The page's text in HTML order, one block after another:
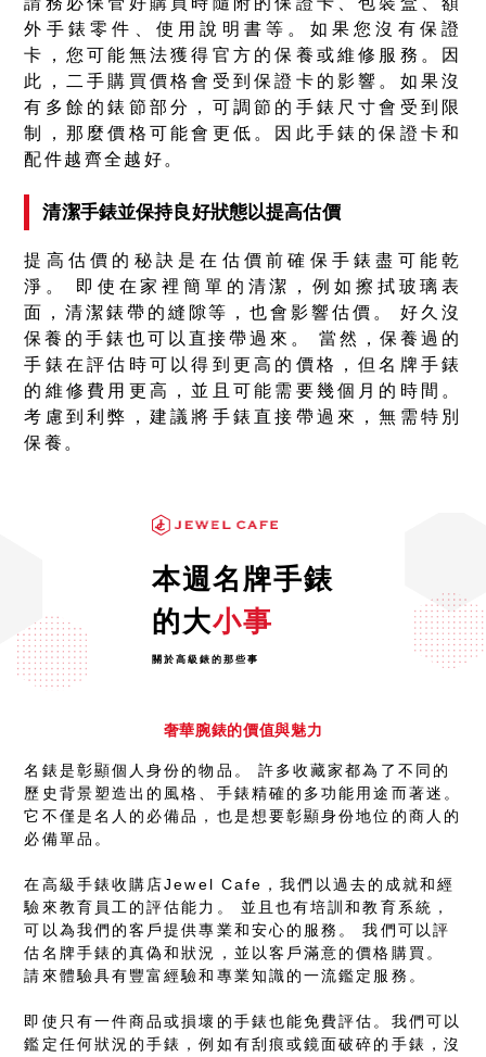
外手錶零件、使用說明書等。如果您沒有保證
卡，您可能無法獲得官方的保養或維修服務。因
此，二手購買價格會受到保證卡的影響。如果沒
有多餘的錶節部分，可調節的手錶尺寸會受到限
制，那麼價格可能會更低。因此手錶的保證卡和
配件越齊全越好。
清潔手錶並保持良好狀態以提高估價
提高估價的秘訣是在估價前確保手錶盡可能乾
淨。 即使在家裡簡單的清潔，例如擦拭玻璃表
面，清潔錶帶的縫隙等，也會影響估價。 好久沒
保養的手錶也可以直接帶過來。 當然，保養過的
手錶在評估時可以得到更高的價格，但名牌手錶
的維修費用更高，並且可能需要幾個月的時間。
考慮到利弊，建議將手錶直接帶過來，無需特別
保養。
本週名牌手錶
的大小事
關於高級錶的那些事
奢華腕錶的價值與魅力
名錶是彰顯個人身份的物品。 許多收藏家都為了不同的
歷史背景塑造出的風格、手錶精確的多功能用途而著迷。
它不僅是名人的必備品，也是想要彰顯身份地位的商人的
必備單品。
在高級手錶收購店Jewel Cafe，我們以過去的成就和經
驗來教育員工的評估能力。 並且也有培訓和教育系統，
可以為我們的客戶提供專業和安心的服務。 我們可以評
估名牌手錶的真偽和狀況，並以客戶滿意的價格購買。
請來體驗具有豐富經驗和專業知識的一流鑑定服務。
即使只有一件商品或損壞的手錶也能免費評估。我們可以
鑑定任何狀況的手錶，例如有刮痕或鏡面破碎的手錶，沒